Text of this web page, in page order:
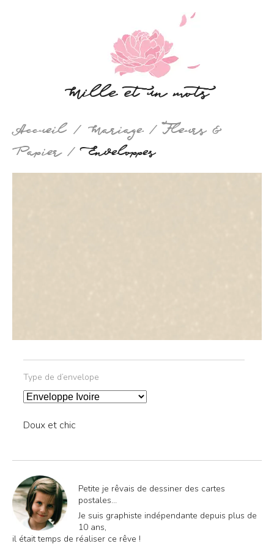
Mille et un mots
Accueil Mariage
Fleurs &
Papier
Enveloppes
Type de d’envelope
Type d’envelope
Doux et chic
Petite je rêvais de dessiner des cartes
postales…
Je suis graphiste indépendante depuis plus de
10 ans,
il était temps de réaliser ce rêve !